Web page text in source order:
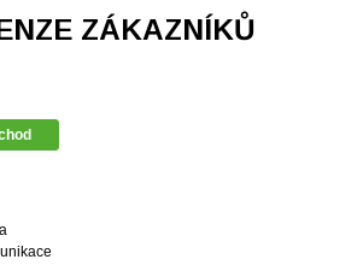
ZÁKAZNÍKŮ